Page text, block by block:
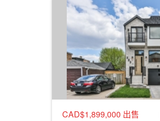
CAD$1,899,000 出售